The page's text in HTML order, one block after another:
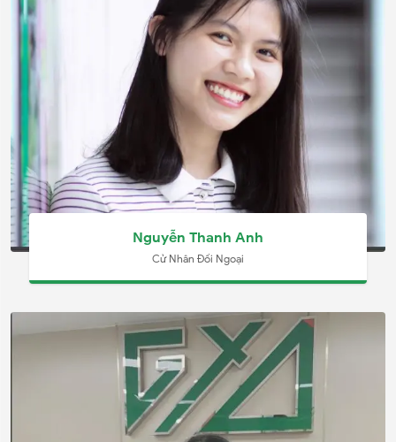
Nguyễn Thanh Anh
Cử Nhân Đối Ngoại